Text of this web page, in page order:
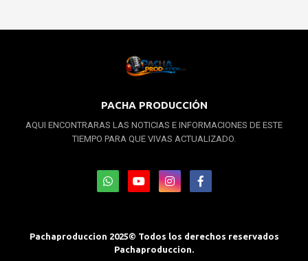
PACHA PRODUCCIÓN
AQUI ENCONTRARAS LAS NOTICIAS E INFORMACIONES DE ESTE
TIEMPO PARA QUE VIVAS ACTUALIZADO.
Pachaproduccion 2025© Todos los derechos reservados
Pachaproduccion.